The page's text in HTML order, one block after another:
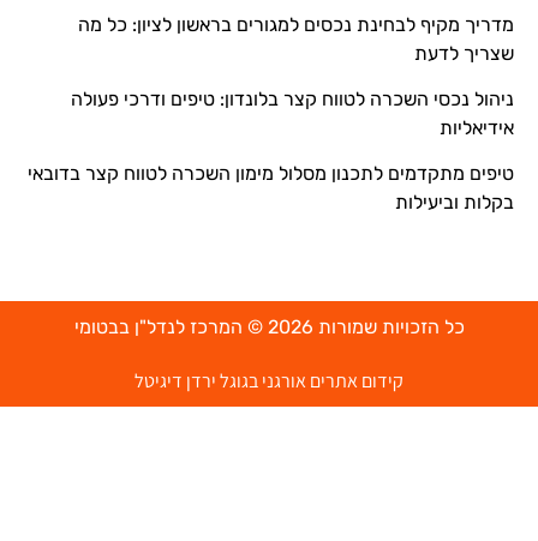
מדריך מקיף לבחינת נכסים למגורים בראשון לציון: כל מה
שצריך לדעת
ניהול נכסי השכרה לטווח קצר בלונדון: טיפים ודרכי פעולה
אידיאליות
טיפים מתקדמים לתכנון מסלול מימון השכרה לטווח קצר בדובאי
בקלות וביעילות
כל הזכויות שמורות 2026 © המרכז לנדל"ן בבטומי
קידום אתרים אורגני בגוגל ירדן דיגיטל